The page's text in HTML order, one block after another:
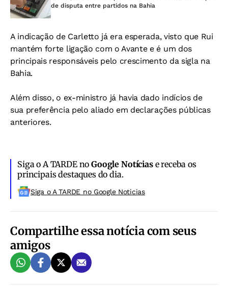
de disputa entre partidos na Bahia
A indicação de Carletto já era esperada, visto que Rui
mantém forte ligação com o Avante e é um dos
principais responsáveis pelo crescimento da sigla na
Bahia.
Além disso, o ex-ministro já havia dado indícios de
sua preferência pelo aliado em declarações públicas
anteriores.
Siga o A TARDE noGoogle Notíciase receba os
principais destaques do dia.
Siga o A TARDE no Google Noticias
Compartilhe essa notícia com seus
amigos